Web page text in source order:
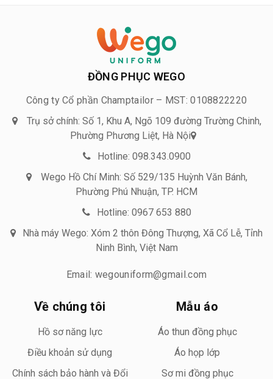
ĐỒNG PHỤC WEGO
Công ty Cổ phần Champtailor – MST: 0108822220
Trụ sở chính: Số 1, Khu A, Ngõ 109 đường Trường Chinh,
Phường Phương Liệt, Hà Nội
Hotline: 098.343.0900
Wego Hồ Chí Minh: Số 529/135 Huỳnh Văn Bánh,
Phường Phú Nhuận, TP. HCM
Hotline: 0967 653 880
Nhà máy Wego: Xóm 2 thôn Đông Thượng, Xã Cổ Lễ, Tỉnh
Ninh Bình, Việt Nam
Email: wegouniform@gmail.com
Về chúng tôi
Hồ sơ năng lực
Điều khoản sử dụng
Chính sách bảo hành và Đổi
Mẫu áo
Áo thun đồng phục
Áo họp lớp
Sơ mi đồng phục